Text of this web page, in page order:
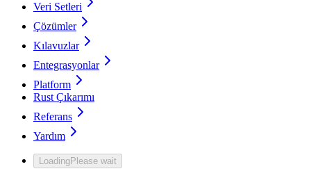
Veri Setleri
Çözümler
Kılavuzlar
Entegrasyonlar
Platform
Rust Çıkarımı
Referans
Yardım
LoadingPlease wait